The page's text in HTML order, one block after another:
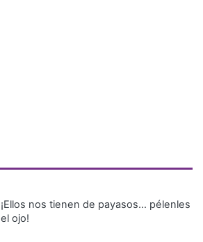
¡Ellos nos tienen de payasos… pélenles
el ojo!